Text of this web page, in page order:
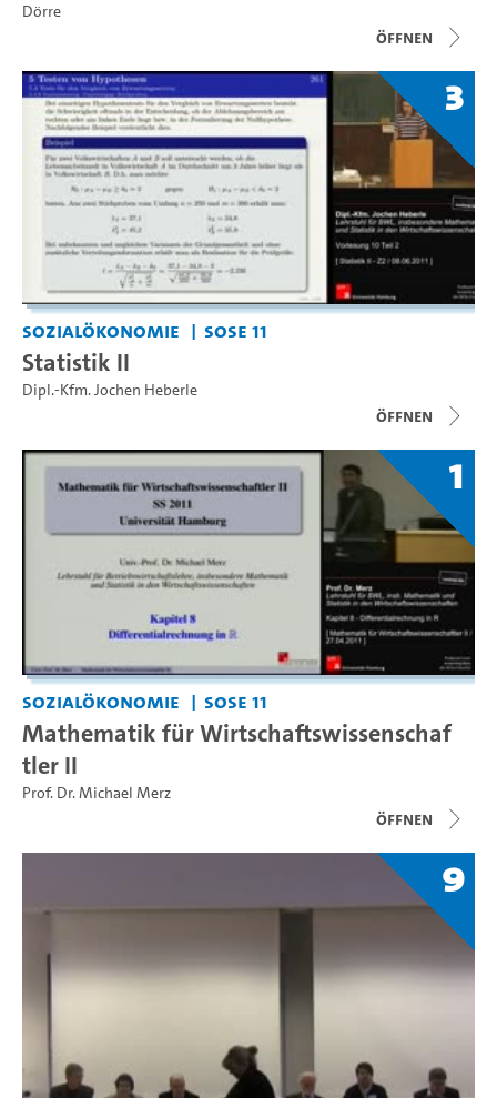
Dörre
Öffnen
3
Sozialökonomie SoSe 11
Statistik II
Dipl.-Kfm. Jochen Heberle
Öffnen
1
Sozialökonomie SoSe 11
Mathematik für Wirtschaftswissenschaf
tler II
Prof. Dr. Michael Merz
Öffnen
9